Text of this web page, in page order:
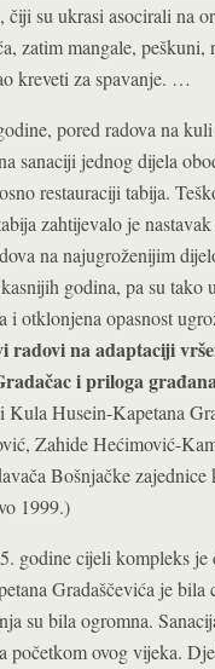
čiji su ukrasi asocirali na
zatim mangale, peškuni,
kreveti za spavanje. …
pored radova na kuli
sanaciji jednog dijela
restauraciji tabija.
zahtijevalo je
na najugroženijim
godina, pa su tako
i otklonjena opasnost
radovi na adaptaciji
i priloga
Kula Husein-Kapetana
Zahide Hećimović-
Bošnjačke zajednice
1999.)
godine cijeli kompleks je
Gradaščevića je bila
su bila ogromna.
početkom ovog vijeka.